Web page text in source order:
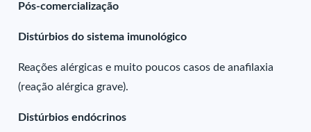
Pós-comercialização
Distúrbios do sistema imunológico
Reações alérgicas e muito poucos casos de anafilaxia
(reação alérgica grave).
Distúrbios endócrinos